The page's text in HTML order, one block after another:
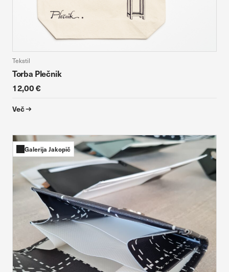
Tekstil
Torba Plečnik
12,00 €
Več
Galerija Jakopič